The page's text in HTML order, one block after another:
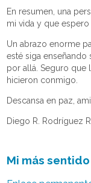
En resumen, una
mi vida y que
Un abrazo enorme
esté siga enseñando
por allá. Seguro que
hicieron conmigo.
Descansa en paz,
Diego R. Rodríguez
Mi más